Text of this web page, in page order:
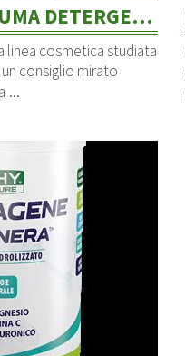
BENEFFECT SCHIUMA DETERGENTE
linea cosmetica studiata
consiglio mirato
...